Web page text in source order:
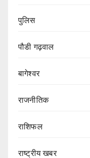
पुलिस
पौडी गढ़वाल
बागेश्वर
राजनीतिक
राशिफल
राष्ट्रीय खबर